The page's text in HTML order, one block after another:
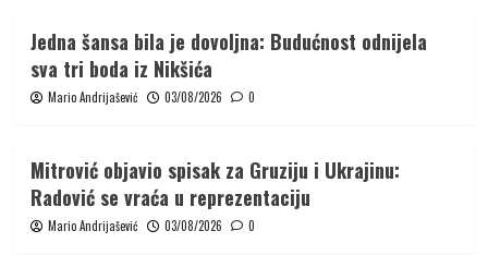
Jedna šansa bila je dovoljna: Budućnost odnijela
sva tri boda iz Nikšića
Mario Andrijašević 03/08/2026 0
Mitrović objavio spisak za Gruziju i Ukrajinu:
Radović se vraća u reprezentaciju
Mario Andrijašević 03/08/2026 0